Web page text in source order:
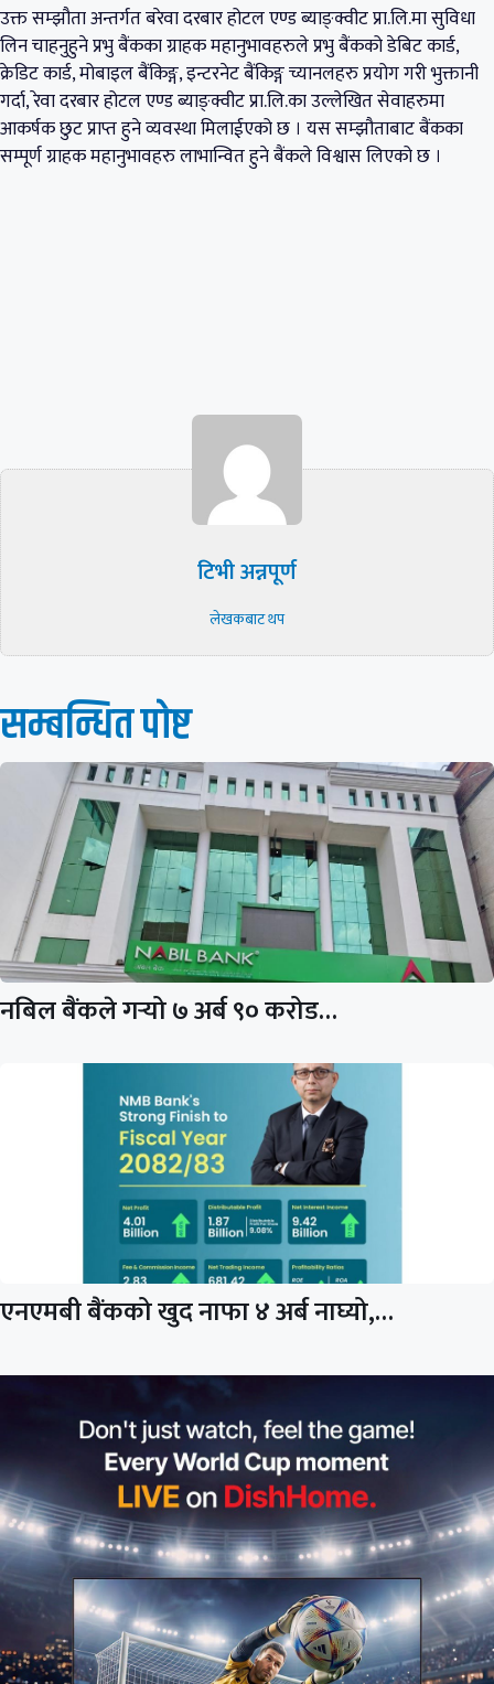
उक्त सम्झौता अन्तर्गत बरेवा दरबार होटल एण्ड ब्याङ्क्वीट प्रा.लि.मा सुविधा
लिन चाहनुहुने प्रभु बैंकका ग्राहक महानुभावहरुले प्रभु बैंकको डेबिट कार्ड,
क्रेडिट कार्ड, मोबाइल बैंकिङ्ग, इन्टरनेट बैंकिङ्ग च्यानलहरु प्रयोग गरी भुक्तानी
गर्दा, रेवा दरबार होटल एण्ड ब्याङ्क्वीट प्रा.लि.का उल्लेखित सेवाहरुमा
आकर्षक छुट प्राप्त हुने व्यवस्था मिलाईएको छ । यस सम्झौताबाट बैंकका
सम्पूर्ण ग्राहक महानुभावहरु लाभान्वित हुने बैंकले विश्वास लिएको छ ।
टिभी अन्नपूर्ण
लेखकबाट थप
सम्बन्धित पाेष्ट
नबिल बैंकले गर्‍यो ७ अर्ब ९० करोड…
एनएमबी बैंकको खुद नाफा ४ अर्ब नाघ्यो,…